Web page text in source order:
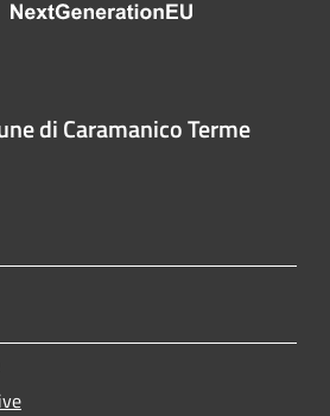
di Caramanico Terme